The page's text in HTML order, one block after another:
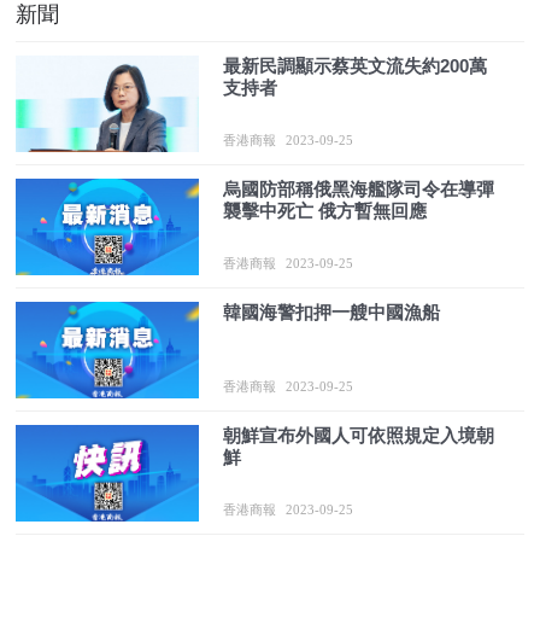
新聞
最新民調顯示蔡英文流失約200萬
支持者
香港商報 2023-09-25
烏國防部稱俄黑海艦隊司令在導彈
襲擊中死亡 俄方暫無回應
香港商報 2023-09-25
韓國海警扣押一艘中國漁船
香港商報 2023-09-25
朝鮮宣布外國人可依照規定入境朝
鮮
香港商報 2023-09-25